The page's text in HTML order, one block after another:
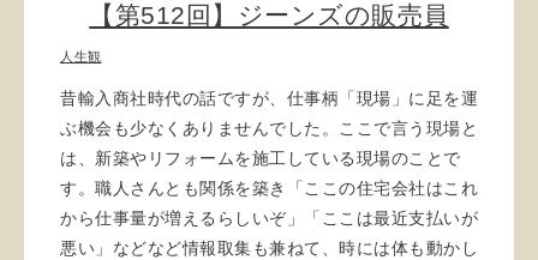
【第512回】ジーンズの販売員
人生観
昔輸入商社時代の話ですが、仕事柄「現場」に足を運
ぶ機会も少なくありませんでした。ここで言う現場と
は、新築やリフォームを施工している現場のことで
す。職人さんとも関係を築き「ここの住宅会社はこれ
から仕事量が増えるらしいぞ」「ここは最近支払いが
悪い」などなど情報取集も兼ねて、時には体も動かし